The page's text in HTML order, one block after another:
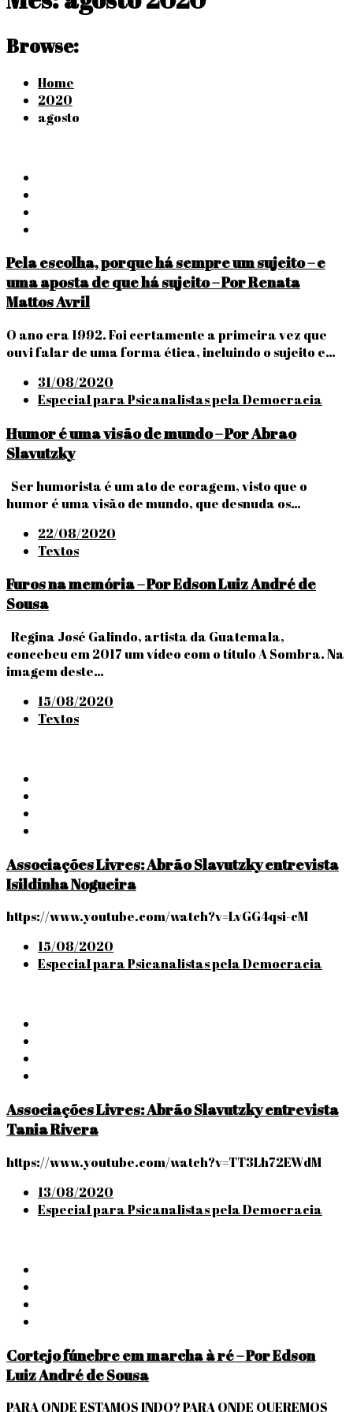
Browse:
Home
2020
agosto
Pela escolha, porque há sempre um sujeito – e
uma aposta de que há sujeito – Por Renata
Mattos Avril
O ano era 1992. Foi certamente a primeira vez que
ouvi falar de uma forma ética, incluindo o sujeito e…
Posted
on
31/08/2020
Especial para Psicanalistas pela Democracia
Humor é uma visão de mundo – Por Abrao
Slavutzky
Ser humorista é um ato de coragem, visto que o
humor é uma visão de mundo, que desnuda os…
Posted
on
22/08/2020
Textos
Furos na memória – Por Edson Luiz André de
Sousa
Regina José Galindo, artista da Guatemala,
concebeu em 2017 um vídeo com o título A Sombra. Na
imagem deste…
Posted
on
15/08/2020
Textos
Associações Livres: Abrão Slavutzky entrevista
Isildinha Nogueira
https://www.youtube.com/watch?v=LvGG4qsi-cM
Posted
on
15/08/2020
Especial para Psicanalistas pela Democracia
Associações Livres: Abrão Slavutzky entrevista
Tania Rivera
https://www.youtube.com/watch?v=TT3Lh72EWdM
Posted
on
13/08/2020
Especial para Psicanalistas pela Democracia
Cortejo fúnebre em marcha à ré – Por Edson
Luiz André de Sousa
PARA ONDE ESTAMOS INDO? PARA ONDE QUEREMOS